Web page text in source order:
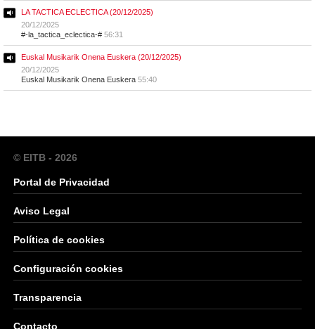
LA TACTICA ECLECTICA (20/12/2025)
20/12/2025
#-la_tactica_eclectica-# 56:31
Euskal Musikarik Onena Euskera (20/12/2025)
20/12/2025
Euskal Musikarik Onena Euskera 55:40
© EITB - 2026
Portal de Privacidad
Aviso Legal
Política de cookies
Configuración cookies
Transparencia
Contacto